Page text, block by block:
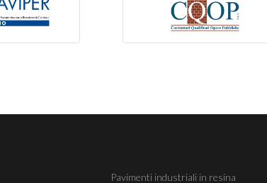
Pavimenti industriali in resina